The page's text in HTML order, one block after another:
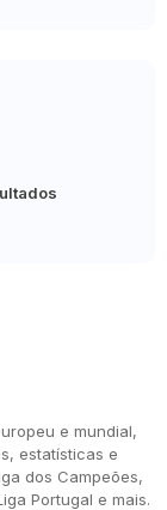
e mundial,
estatísticas e
dos Campeões,
Portugal e mais.